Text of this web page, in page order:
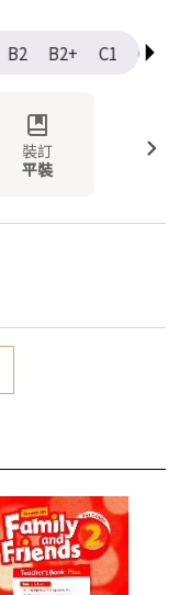
B2 B2+ C1 C1+
裝訂
平裝